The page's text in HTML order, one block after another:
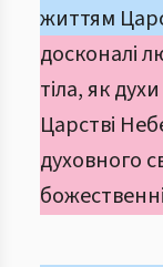
життям
досконалі
тіла, як
Царстві
духовного